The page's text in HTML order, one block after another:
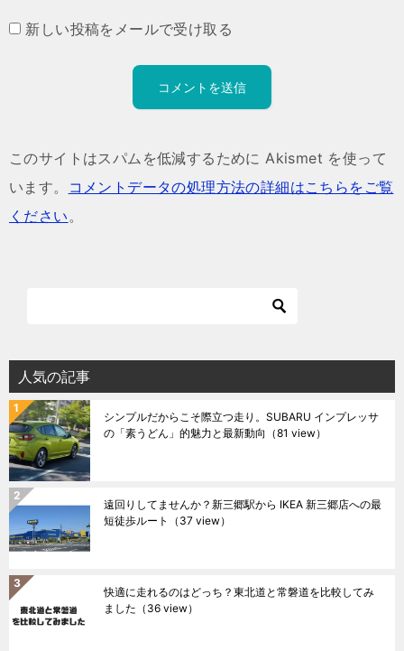
新しい投稿をメールで受け取る
このサイトはスパムを低減するために Akismet を使って
います。
コメントデータの処理方法の詳細はこちらをご覧
ください。
人気の記事
シンプルだからこそ際立つ走り。SUBARU インプレッサ
の「素うどん」的魅力と最新動向 （81 view）
遠回りしてませんか？新三郷駅から IKEA 新三郷店への最
短徒歩ルート
（37 view）
快適に走れるのはどっち？東北道と常磐道を比較してみ
ました （36 view）